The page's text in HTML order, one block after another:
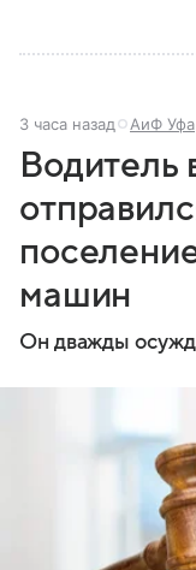
3 часа назад АиФ Уфа
Водитель
машин
Он дважды